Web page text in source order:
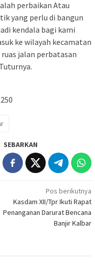
perbaikan Atau
yang perlu di bangun
kendala bagi kami
ke wilayah kecamatan
jalan perbatasan
SEBARKAN
Pos berikutnya
Kasdam XII/Tpr Ikuti Rapat
Penanganan Darurat Bencana
Banjir Kalbar